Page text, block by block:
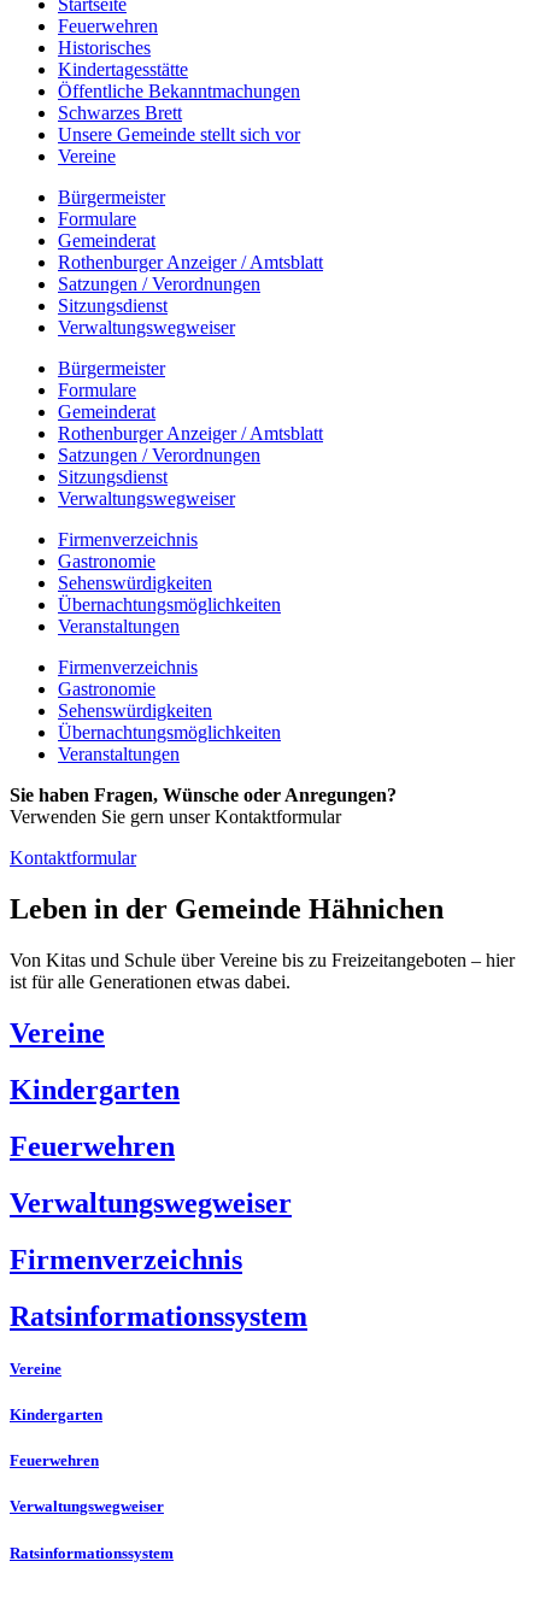
Startseite
Feuerwehren
Historisches
Kindertagesstätte
Öffentliche Bekanntmachungen
Schwarzes Brett
Unsere Gemeinde stellt sich vor
Vereine
Bürgermeister
Formulare
Gemeinderat
Rothenburger Anzeiger / Amtsblatt
Satzungen / Verordnungen
Sitzungsdienst
Verwaltungswegweiser
Bürgermeister
Formulare
Gemeinderat
Rothenburger Anzeiger / Amtsblatt
Satzungen / Verordnungen
Sitzungsdienst
Verwaltungswegweiser
Firmenverzeichnis
Gastronomie
Sehenswürdigkeiten
Übernachtungsmöglichkeiten
Veranstaltungen
Firmenverzeichnis
Gastronomie
Sehenswürdigkeiten
Übernachtungsmöglichkeiten
Veranstaltungen
Sie haben Fragen, Wünsche oder Anregungen?
Verwenden Sie gern unser Kontaktformular
Kontaktformular
Leben in der Gemeinde Hähnichen
Von Kitas und Schule über Vereine bis zu Freizeitangeboten – hier
ist für alle Generationen etwas dabei.
Vereine
Kindergarten
Feuerwehren
Verwaltungswegweiser
Firmenverzeichnis
Ratsinformationssystem
Vereine
Kindergarten
Feuerwehren
Verwaltungswegweiser
Ratsinformationssystem